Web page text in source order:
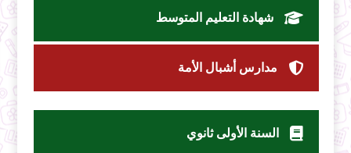
شهادة التعليم المتوسط
مدارس أشبال الأمة
السنة الأولى ثانوي